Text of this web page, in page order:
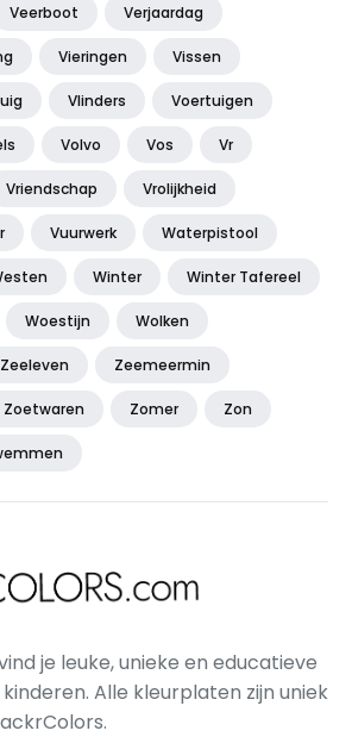
Veerboot Verjaardag
Vieringen Vissen
Vlinders Voertuigen
Volvo Vos Vr
Vriendschap Vrolijkheid
Vuurwerk Waterpistool
Winter Winter Tafereel
Woestijn Wolken
Zeeleven Zeemeermin
Zoetwaren Zomer Zon
je leuke, unieke en educatieve
Alle kleurplaten zijn uniek